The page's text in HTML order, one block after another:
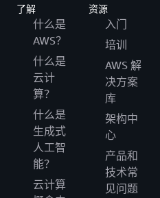
了解
什么是
AWS？
什么是
云计
算？
什么是
生成式
人工智
能？
云计算
资源
入门
培训
AWS 解
决方案
库
架构中
心
产品和
技术常
见问题